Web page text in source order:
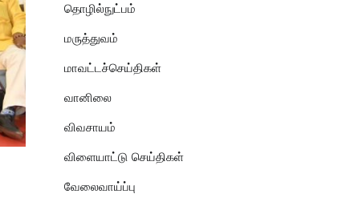
தொழில்நுட்பம்
மருத்துவம்
மாவட்டச்செய்திகள்
வானிலை
விவசாயம்
விளையாட்டு செய்திகள்
வேலைவாய்ப்பு